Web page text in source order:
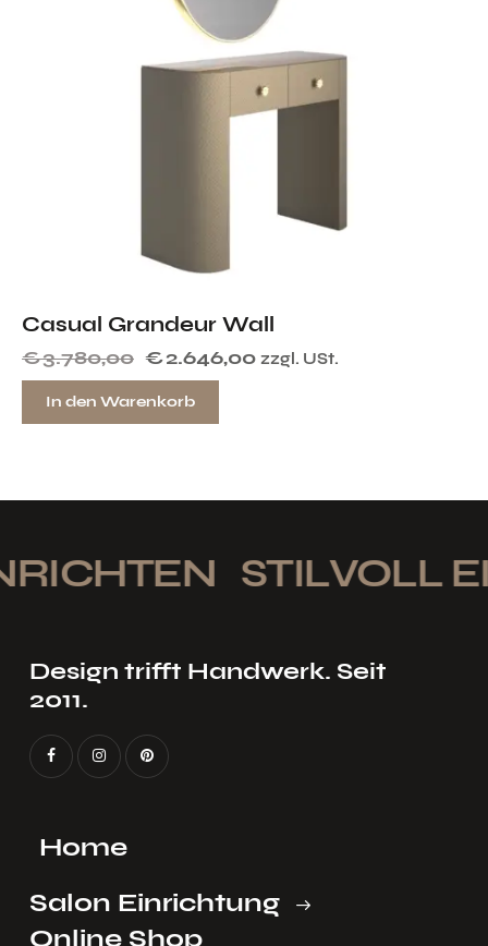
Casual Grandeur Wall
€3.780,00 €2.646,00 zzgl. USt.
In den Warenkorb
STILVOLL
Design trifft Handwerk. Seit
2011.
Home
Salon Einrichtung
Online Shop